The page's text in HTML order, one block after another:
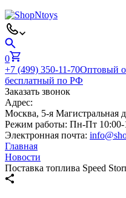
0
+7 (499) 350-11-70Оптовый
бесплатный по РФ
Заказать звонок
Адрес:
Москва, 5-я Магистральная
Режим работы: Пн-Пт 10:00-
Электронная почта:
Главная
Новости
Поставка топлива Speed